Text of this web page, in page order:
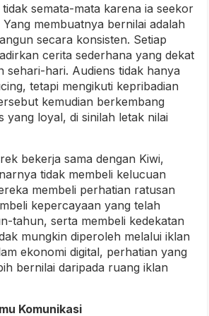
semata-mata karena ia seekor
membuatnya bernilai adalah
secara konsisten. Setiap
cerita sederhana yang dekat
sehari-hari. Audiens tidak hanya
tetapi mengikuti kepribadian
kemudian berkembang
yang loyal, di sinilah letak nilai
bekerja sama dengan Kiwi,
tidak membeli kelucuan
membeli perhatian ratusan
kepercayaan yang telah
tahun, serta membeli kedekatan
mungkin diperoleh melalui iklan
ekonomi digital, perhatian yang
bernilai daripada ruang iklan
Komunikasi